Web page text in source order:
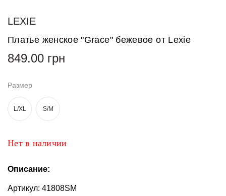
и поло
Джинсы
Топы
и
боди
белье
Женские
LEXIE
Платье женское "Grace" бежевое от Lexie
849.00 грн
Размер
L/XL S/M
Нет в наличии
Описание:
Артикул: 41808SM